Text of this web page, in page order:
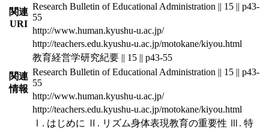
関連
URI
Research Bulletin of Educational Administration || 15 || p43-
55
http://www.human.kyushu-u.ac.jp/
http://teachers.edu.kyushu-u.ac.jp/motokane/kiyou.html
関連
情報
教育経営学研究紀要 || 15 || p43-55
Research Bulletin of Educational Administration || 15 || p43-
55
http://www.human.kyushu-u.ac.jp/
http://teachers.edu.kyushu-u.ac.jp/motokane/kiyou.html
Ⅰ. はじめに Ⅱ. リズム身体表現教育の重要性 Ⅲ. 特